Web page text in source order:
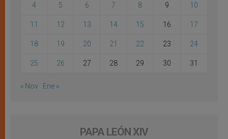
4 5 6 7 8 9 10
11 12 13 14 15 16 17
18 19 20 21 22 23 24
25 26 27 28 29 30 31
« Nov Ene »
PAPA LEÓN XIV